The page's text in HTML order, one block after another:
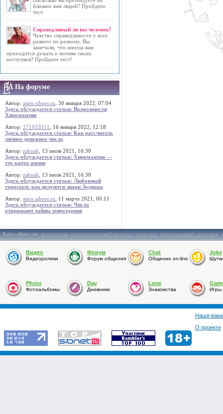
близких вам людей? Пройдите
тест.
Справедливый ли вы человек?
Чувство справедливости у всех
развито по разному. Вы
замечали, что иногда вам
приходится думать о мотиве своих
поступков? Пройдите тест!
На форуме
Автор: astro.sibnet.ru , 30 января 2022, 07:04
Здесь обсуждается статья: Возможности
Хиромантии
Автор: 271033511
, 16 января 2022, 12:18
Здесь обсуждается статья: Как рассчитать
личное денежное число
Автор: zabzab , 13 июля 2021, 16:30
Здесь обсуждается статья: Хиромантия —
это карта жизни
Автор: zabzab , 13 июля 2021, 16:30
Здесь обсуждается статья: Любовный
гороскоп: как целуются знаки Зодиака
Автор: astro.sibnet.ru , 11 марта 2021, 00:11
Здесь обсуждается статья: Числа
открывают тайны мироздания
Astro.sibnet.ru:астрология,астрологический прогноз,гороскоп,персональный гороскоп,
Видео
Видеоролики
Форум
Форум общения
Chat
Общение on-line
Joke
Photo
Фотоальбомы
Day
Дневники
Love
Знакомства Игры
Наши
О проекте